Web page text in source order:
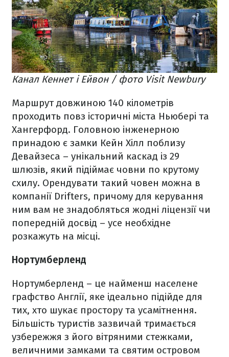
Канал Кеннет і Ейвон / фото Visit Newbury
Маршрут довжиною 140 кілометрів
проходить повз історичні міста Ньюбері та
Хангерфорд. Головною інженерною
принадою є замки Кейн Хілл поблизу
Девайзеса – унікальний каскад із 29
шлюзів, який підіймає човни по крутому
схилу. Орендувати такий човен можна в
компанії Drifters, причому для керування
ним вам не знадобляться жодні ліцензії чи
попередній досвід – усе необхідне
розкажуть на місці.
Нортумберленд
Нортумберленд – це найменш населене
графство Англії, яке ідеально підійде для
тих, хто шукає простору та усамітнення.
Більшість туристів зазвичай тримається
узбережжя з його вітряними стежками,
величними замками та святим островом